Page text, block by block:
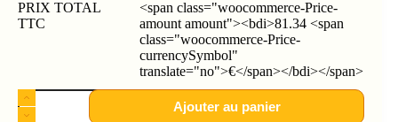
PRIX TOTAL
TTC
<span class="woocommerce-Price-
amount amount"><bdi>81.34 <span
class="woocommerce-Price-
currencySymbol"
translate="no">€</span></bdi></span>
Ajouter au panier